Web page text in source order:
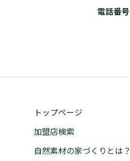
電話番号
トップページ
加盟店検索
自然素材の家づくりとは？